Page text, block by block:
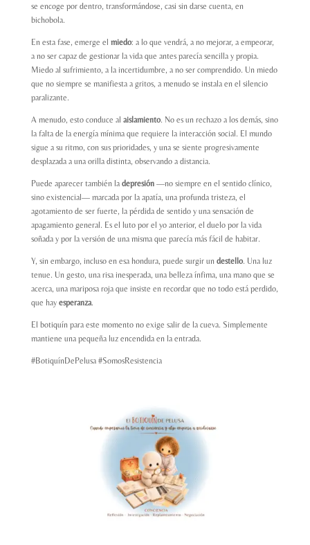
se encoge por dentro, transformándose, casi sin darse cuenta, en
bichobola.
En esta fase, emerge el miedo: a lo que vendrá, a no mejorar, a empeorar,
a no ser capaz de gestionar la vida que antes parecía sencilla y propia.
Miedo al sufrimiento, a la incertidumbre, a no ser comprendido. Un miedo
que no siempre se manifiesta a gritos, a menudo se instala en el silencio
paralizante.
A menudo, esto conduce al aislamiento. No es un rechazo a los demás, sino
la falta de la energía mínima que requiere la interacción social. El mundo
sigue a su ritmo, con sus prioridades, y una se siente progresivamente
desplazada a una orilla distinta, observando a distancia.
Puede aparecer también la depresión—no siempre en el sentido clínico,
sino existencial— marcada por la apatía, una profunda tristeza, el
agotamiento de ser fuerte, la pérdida de sentido y una sensación de
apagamiento general. Es el luto por el yo anterior, el duelo por la vida
soñada y por la versión de una misma que parecía más fácil de habitar.
Y, sin embargo, incluso en esa hondura, puede surgir un destello. Una luz
tenue. Un gesto, una risa inesperada, una belleza ínfima, una mano que se
acerca, una mariposa roja que insiste en recordar que no todo está perdido,
que hay esperanza.
El botiquín para este momento no exige salir de la cueva. Simplemente
mantiene una pequeña luz encendida en la entrada.
#BotiquínDePelusa #SomosResistencia